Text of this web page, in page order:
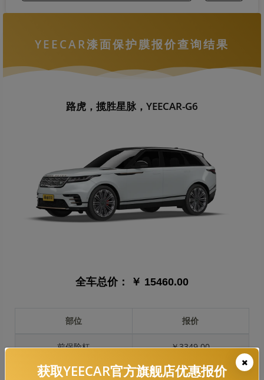
YEECAR漆面保护膜报价查询结果
路虎，揽胜星脉，YEECAR-G6
全车总价： ￥ 15460.00
部位 报价
前保险杠 ￥3349.00
引擎盖 ￥3669.00
获取YEECAR官方旗舰店优惠报价